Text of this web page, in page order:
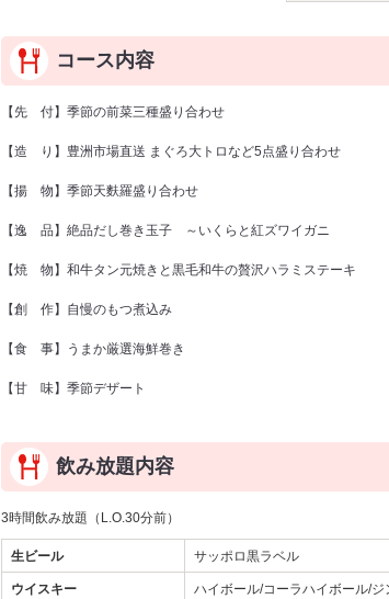
コース内容
【先 付】季節の前菜三種盛り合わせ
【造 り】豊洲市場直送 まぐろ大トロなど5点盛り合わせ
【揚 物】季節天麩羅盛り合わせ
【逸 品】絶品だし巻き玉子 ～いくらと紅ズワイガニ
【焼 物】和牛タン元焼きと黒毛和牛の贅沢ハラミステーキ
【創 作】自慢のもつ煮込み
【食 事】うまか厳選海鮮巻き
【甘 味】季節デザート
飲み放題内容
3時間飲み放題（L.O.30分前）
生ビール サッポロ黒ラベル
ウイスキー ハイボール/コーラハイボール/